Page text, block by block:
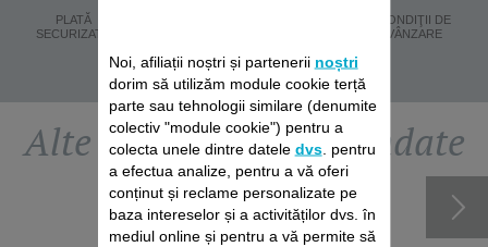
PLATĂ
SECURIZATĂ
CONDIŢII DE
VÂNZARE
Alte accesorii recomandate
Noi, afiliații noștri și partenerii noștri
dorim să utilizăm module cookie terță
parte sau tehnologii similare (denumite
colectiv "module cookie") pentru a
colecta unele dintre datele dvs. pentru
a efectua analize, pentru a vă oferi
conținut și reclame personalizate pe
baza intereselor și a activităților dvs. în
mediul online și pentru a vă permite să